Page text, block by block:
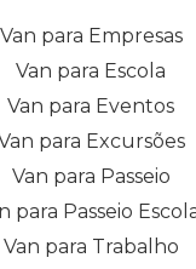
Van para Empresas
Van para Escola
Van para Eventos
para Excursões
Van para Passeio
para Passeio
Van para Trabalho